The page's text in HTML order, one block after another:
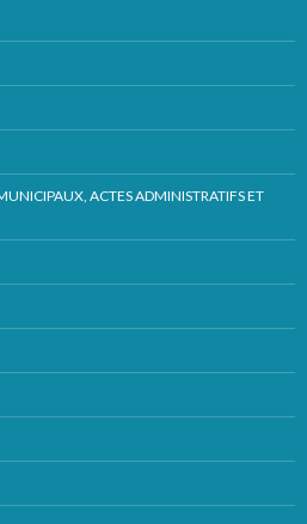
ACTES ADMINISTRATIFS ET